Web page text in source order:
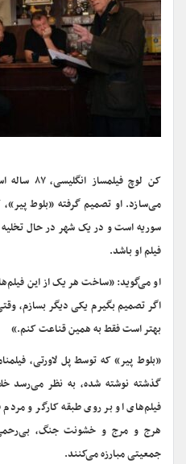
می‌سازد. او تصمیم گرفته «بلوط
سوریه است و در یک شهر در حال تخلیه
فیلم او باشد.
او می‌گوید: «ساخت هر یک از این‌
بهتر است فقط به همین قناعت کنم.»
«بلوط پیر» که توسط پل لاورتی،
گذشته نوشته شده، به نظر می‌رسد
فیلم‌های او بر روی طبقه کارگر و
هرج و مرج و خشونت جنگ،
جمعیتی مبارزه می‌کنند.